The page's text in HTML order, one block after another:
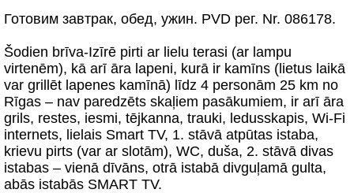
Готовим завтрак, обед, ужин. PVD рег. Nr. 086178.
Šodien brīva-Izīrē pirti ar lielu terasi (ar lampu
virtenēm), kā arī āra lapeni, kurā ir kamīns (lietus laikā
var grillēt lapenes kamīnā) līdz 4 personām 25 km no
Rīgas – nav paredzēts skaļiem pasākumiem, ir arī āra
grils, restes, iesmi, tējkanna, trauki, ledusskapis, Wi-Fi
internets, lielais Smart TV, 1. stāvā atpūtas istaba,
krievu pirts (var ar slotām), WC, duša, 2. stāvā divas
istabas – vienā dīvāns, otrā istabā divguļamā gulta,
abās istabās SMART TV.